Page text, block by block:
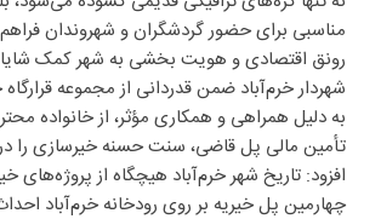
مناسبی برای حضور گردشگران و شهروندان
رونق اقتصادی و هویت بخشی به شهر کمک
شهردار خرم‌آباد ضمن قدردانی از مجموعه
به دلیل همراهی و همکاری مؤثر، از خانواده
تأمین مالی پل قاضی، سنت حسنه خیرسازی را در
افزود: تاریخ شهر خرم‌آباد هیچگاه از پروژه‌های
چهارمین پل خیریه بر روی رودخانه خرم‌آباد